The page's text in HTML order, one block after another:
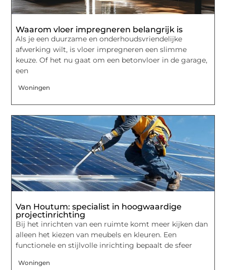
Waarom vloer impregneren belangrijk is
Als je een duurzame en onderhoudsvriendelijke
afwerking wilt, is vloer impregneren een slimme
keuze. Of het nu gaat om een betonvloer in de garage,
een
Woningen
Van Houtum: specialist in hoogwaardige
projectinrichting
Bij het inrichten van een ruimte komt meer kijken dan
alleen het kiezen van meubels en kleuren. Een
functionele en stijlvolle inrichting bepaalt de sfeer
Woningen